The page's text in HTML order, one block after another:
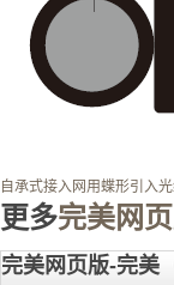
自承式接入网用蝶形引入
更多完美网
完美网页版-完美